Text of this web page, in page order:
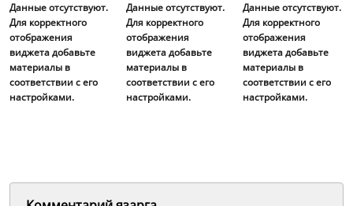
Данные отсутствуют.
Для корректного
отображения
виджета добавьте
материалы в
соответствии с его
настройками.
Данные отсутствуют.
Для корректного
отображения
виджета добавьте
материалы в
соответствии с его
настройками.
Данные отсутствуют.
Для корректного
отображения
виджета добавьте
материалы в
соответствии с его
настройками.